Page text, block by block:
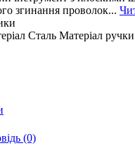
згинання проволок...
Сталь Матеріал ручки
(0)